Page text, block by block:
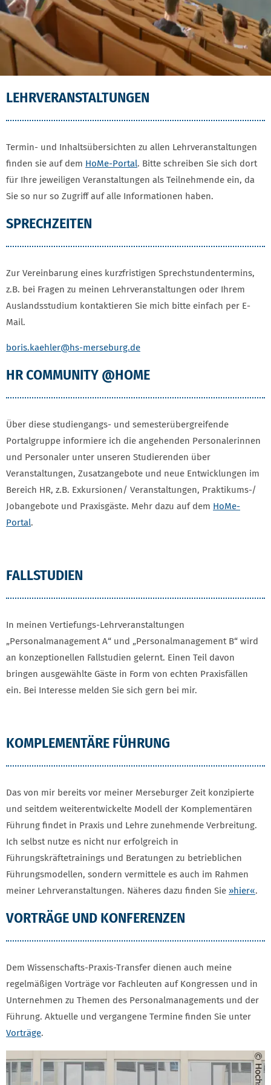
LEHRVERANSTALTUNGEN
Termin- und Inhaltsübersichten zu allen Lehrveranstaltungen
finden sie auf dem HoMe-Portal. Bitte schreiben Sie sich dort
für Ihre jeweiligen Veranstaltungen als Teilnehmende ein, da
Sie so nur so Zugriff auf alle Informationen haben.
SPRECHZEITEN
Zur Vereinbarung eines kurzfristigen Sprechstundentermins,
z.B. bei Fragen zu meinen Lehrveranstaltungen oder Ihrem
Auslandsstudium kontaktieren Sie mich bitte einfach per E-
Mail.
boris.kaehler@hs-merseburg.de
HR COMMUNITY @HOME
Über diese studiengangs- und semesterübergreifende
Portalgruppe informiere ich die angehenden Personalerinnen
und Personaler unter unseren Studierenden über
Veranstaltungen, Zusatzangebote und neue Entwicklungen im
Bereich HR, z.B. Exkursionen/ Veranstaltungen, Praktikums-/
Jobangebote und Praxisgäste. Mehr dazu auf dem HoMe-
Portal.
FALLSTUDIEN
In meinen Vertiefungs-Lehrveranstaltungen
„Personalmanagement A“ und „Personalmanagement B“ wird
an konzeptionellen Fallstudien gelernt. Einen Teil davon
bringen ausgewählte Gäste in Form von echten Praxisfällen
ein. Bei Interesse melden Sie sich gern bei mir.
KOMPLEMENTÄRE FÜHRUNG
Das von mir bereits vor meiner Merseburger Zeit konzipierte
und seitdem weiterentwickelte Modell der Komplementären
Führung findet in Praxis und Lehre zunehmende Verbreitung.
Ich selbst nutze es nicht nur erfolgreich in
Führungskräftetrainings und Beratungen zu betrieblichen
Führungsmodellen, sondern vermittele es auch im Rahmen
meiner Lehrveranstaltungen. Näheres dazu finden Sie »hier«.
VORTRÄGE UND KONFERENZEN
Dem Wissenschafts-Praxis-Transfer dienen auch meine
regelmäßigen Vorträge vor Fachleuten auf Kongressen und in
Unternehmen zu Themen des Personalmanagements und der
Führung. Aktuelle und vergangene Termine finden Sie unter
Vorträge.
SEITENINHALT